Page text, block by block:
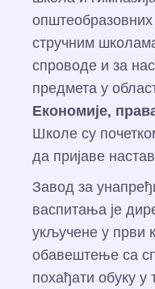
стручним
спроводе и за
предмета у
Економије,
Школе су
да пријаве
Завод за
васпитања је
укључене у први
обавештење са
похађати обуку у